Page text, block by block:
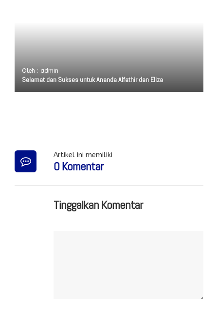
Oleh : admin
Selamat dan Sukses untuk Ananda Alfathir dan Eliza
Artikel ini memiliki
0 Komentar
Tinggalkan Komentar